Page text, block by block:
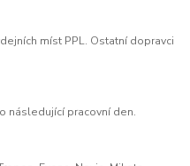
míst PPL. Ostatní dopravci
následující pracovní den.